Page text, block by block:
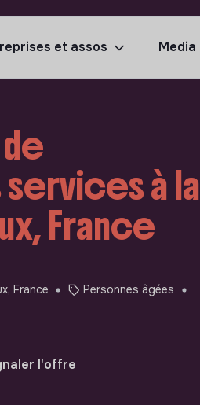
et assos Media
à la
France
France
Personnes âgées
l'offre